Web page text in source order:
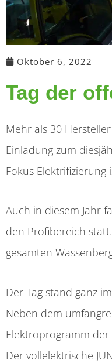
Oktober 6, 2022
Tag der
Mehr als 30
Einladung zum
Fokus
Auch in diesem Jahr
den Profibereich
gesamten
Der Tag stand ganz
Neben dem
Elektroprogramm der
Der vollelektrische